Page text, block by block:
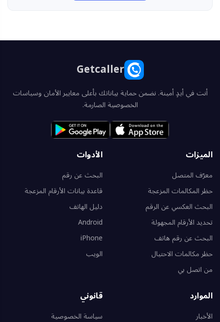
Getcaller
أنت في أيدٍ أمينة. نضمن حماية بياناتك بأعلى معايير الأمان وسياسات
الخصوصية الصارمة.
الميزات
معرّف المتصل
حظر المكالمات المزعجة
البحث العكسي عن الرقم
تحديد الأرقام المجهولة
البحث عن رقم هاتف
حظر مكالمات الاحتيال
من اتصل بي
الأدوات
البحث عن رقم
قاعدة بيانات الأرقام المزعجة
دليل الهاتف
Android
iPhone
الويب
الموارد
الأخبار
قانوني
سياسة الخصوصية